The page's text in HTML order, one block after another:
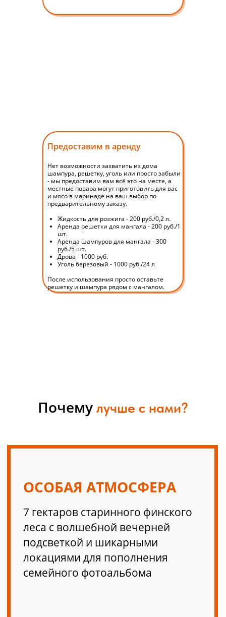
Предоставим в аренду
Нет возможности захватить из дома
шампура, решетку, уголь или просто забыли
- мы предоставим вам всё это на месте, а
местные повара могут приготовить для вас
и мясо в маринаде на ваш выбор по
предварительному заказу.
Жидкость для розжига - 200 руб./0,2 л.
Аренда решетки для мангала - 200 руб./1
шт.
Аренда шампуров для мангала - 300
руб./5 шт.
Дрова - 1000 руб.
Уголь березовый - 1000 руб./24 л
После использования просто оставьте
решетку и шампура рядом с мангалом.
Почему лучше с нами?
оставило у вас самые приятные и
теплые воспоминания. Здесь
время года
детьми - озорничают все по
полной программе